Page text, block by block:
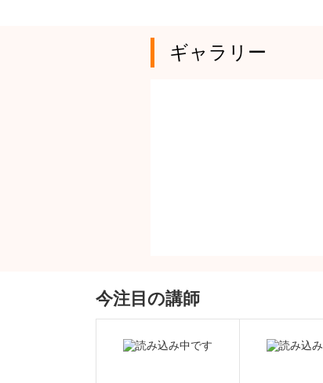
ギャラリー
今注目の講師